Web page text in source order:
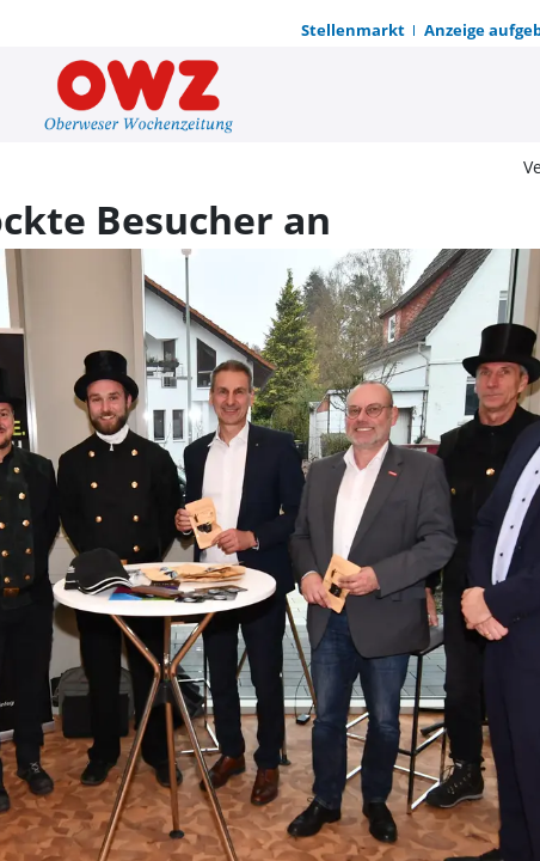
Stellenmarkt Anzeige
Woche der
Besucher an